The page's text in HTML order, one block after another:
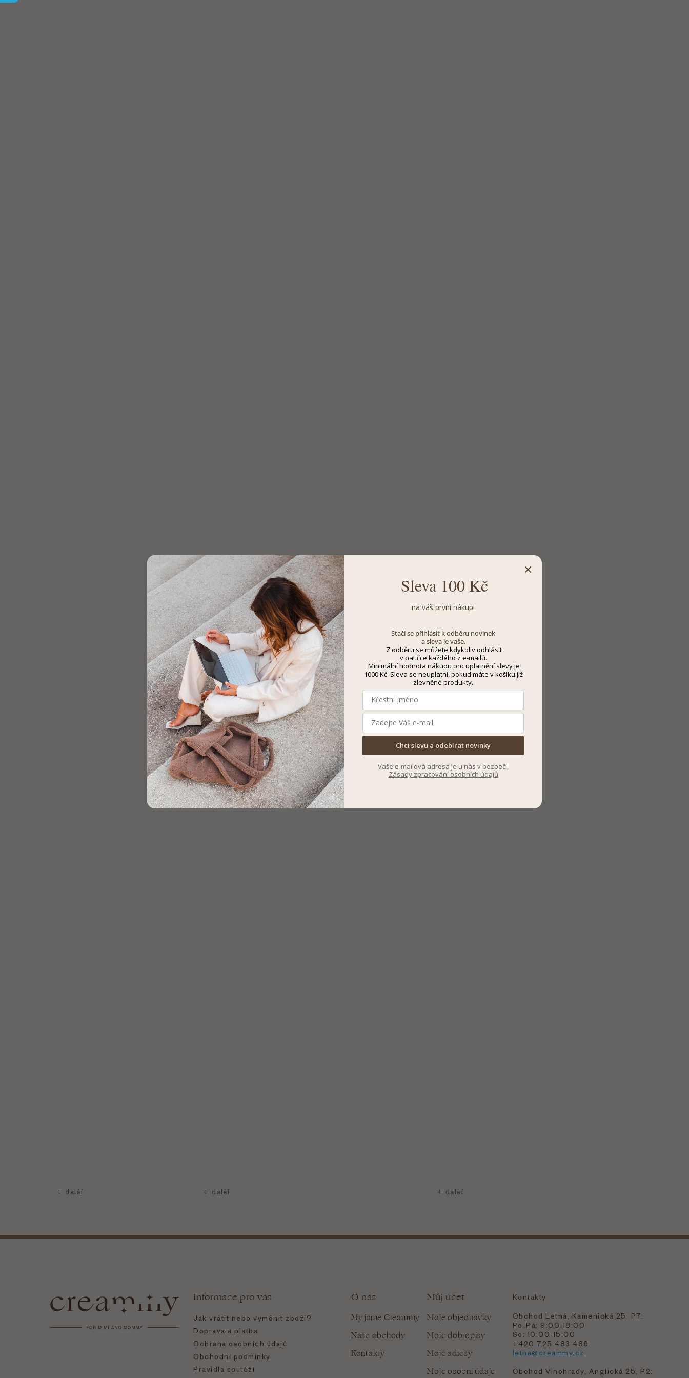
Informace pro vás
Jak vrátit nebo vyměnit zboží?
Doprava a platba
Ochrana osobních údajů
Obchodní podmínky
Pravidla soutěží
O nás
My jsme Creammy
Naše obchody
Kontakty
Můj účet
Moje objednávky
Moje dobropisy
Moje adresy
Moje osobní údaje
Kontakty
Obchod Letná, Kamenická 25, P7:
Po-Pá: 9:00-18:00
So: 10:00-15:00
+420 725 483 486
letna@creammy.cz
Obchod Vinohrady, Anglická 25, P2:
Sleva 100 Kč
na váš první nákup!
Stačí se přihlásit k odběru novinek
a sleva je vaše.
Z odběru se můžete kdykoliv odhlásit
v patičce každého z e-mailů.
Minimální hodnota nákupu pro uplatnění slevy je
1000 Kč. Sleva se neuplatní, pokud máte v košíku již
zlevněné produkty.
Chci slevu a odebírat novinky
Vaše e-mailová adresa je u nás v bezpečí.
Zásady zpracování osobních údajů